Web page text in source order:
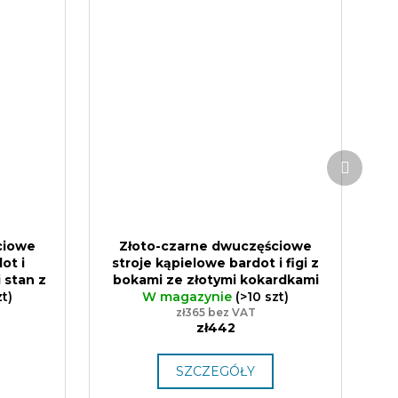
i
stan z
Złoto-czarne dwuczęściowe
stroje kąpielowe bardot i figi z
bokami ze złotymi kokardkami
Sparkle*MeS–M (EU 34, 36, 38),
L–XL (EU 40, 42, 44), Prezent
W magazynie (>10 szt)
zł365 bez VAT
zł442
SZCZEGÓŁY